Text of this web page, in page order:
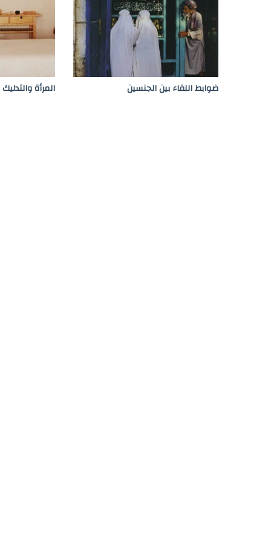
ضوابط اللقاء بين الجنسين المرأة